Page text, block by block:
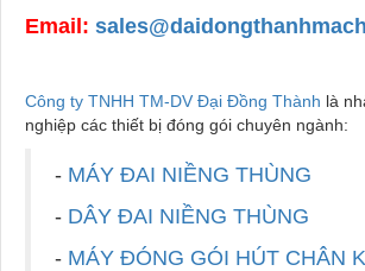
Email:
Công ty TNHH TM-DV Đại Đồng Thành là
nghiệp các thiết bị đóng gói chuyên ngành:
- MÁY ĐAI NIỀNG THÙNG
- DÂY ĐAI NIỀNG THÙNG
- MÁY ĐÓNG GÓI HÚT CHÂN